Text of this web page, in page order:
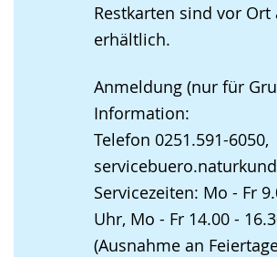
Restkarten sind vor Ort
erhältlich.
Anmeldung (nur für
Information:
Telefon 0251.591-6050,
Servicezeiten: Mo - Fr
Uhr, Mo - Fr 14.00 -
(Ausnahme an